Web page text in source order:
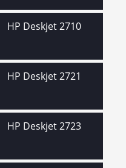
HP Deskjet 2710
HP Deskjet 2721
HP Deskjet 2723